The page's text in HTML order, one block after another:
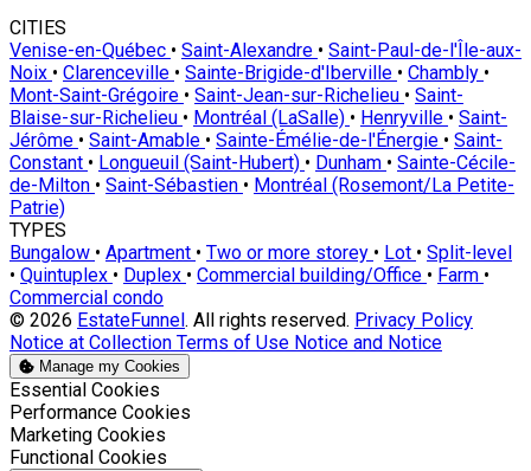
CITIES
Venise-en-Québec • Saint-Alexandre • Saint-Paul-de-l'Île-aux-
Noix • Clarenceville • Sainte-Brigide-d'Iberville • Chambly •
Mont-Saint-Grégoire • Saint-Jean-sur-Richelieu • Saint-
Blaise-sur-Richelieu • Montréal (LaSalle) • Henryville • Saint-
Jérôme • Saint-Amable • Sainte-Émélie-de-l'Énergie • Saint-
Constant • Longueuil (Saint-Hubert) • Dunham • Sainte-Cécile-
de-Milton • Saint-Sébastien • Montréal (Rosemont/La Petite-
Patrie)
TYPES
Bungalow • Apartment • Two or more storey • Lot • Split-level
• Quintuplex • Duplex • Commercial building/Office • Farm •
Commercial condo
© 2026 EstateFunnel . All rights reserved. Privacy Policy
Notice at Collection Terms of Use Notice and Notice
Manage my Cookies
Enable
Essential Cookies
Enable
Performance Cookies
Enable
Marketing Cookies
Enable
Functional Cookies